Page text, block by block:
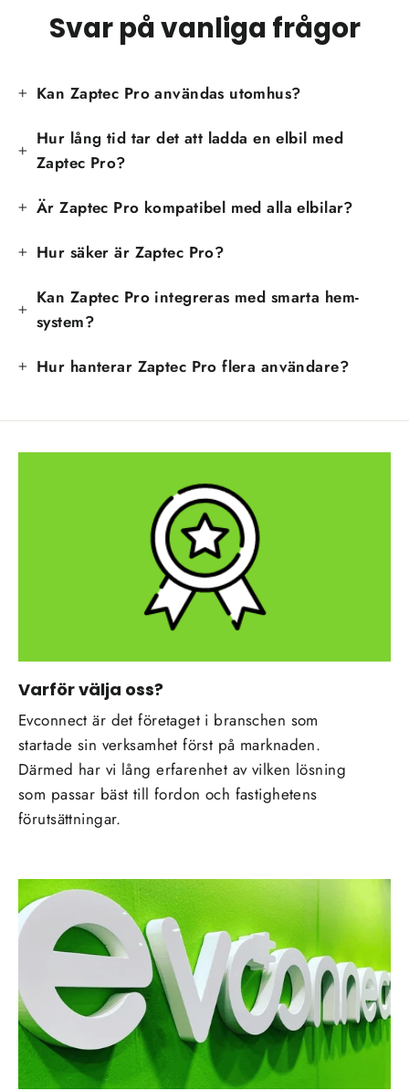
Svar på vanliga frågor
Kan Zaptec Pro användas utomhus?
Hur lång tid tar det att ladda en elbil med
Zaptec Pro?
Är Zaptec Pro kompatibel med alla elbilar?
Hur säker är Zaptec Pro?
Kan Zaptec Pro integreras med smarta hem-
system?
Hur hanterar Zaptec Pro flera användare?
Varför välja oss?
Evconnect är det företaget i branschen som
startade sin verksamhet först på marknaden.
Därmed har vi lång erfarenhet av vilken lösning
som passar bäst till fordon och fastighetens
förutsättningar.